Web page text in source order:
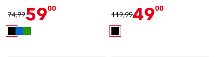
sandalen zwart
74,995900
119,994900